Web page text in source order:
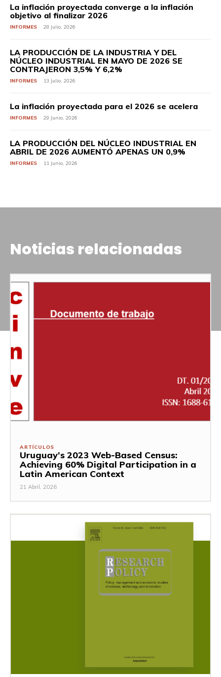
La inflación proyectada converge a la inflación
objetivo al finalizar 2026
INFORMES 28 Julio, 2026
LA PRODUCCIÓN DE LA INDUSTRIA Y DEL
NÚCLEO INDUSTRIAL EN MAYO DE 2026 SE
CONTRAJERON 3,5% Y 6,2%
INFORMES 13 Julio, 2026
La inflación proyectada para el 2026 se acelera
INFORMES 29 Junio, 2026
LA PRODUCCIÓN DEL NÚCLEO INDUSTRIAL EN
ABRIL DE 2026 AUMENTÓ APENAS UN 0,9%
INFORMES 11 Junio, 2026
Noticias relacionadas
ARTÍCULOS
Uruguay’s 2023 Web-Based Census:
Achieving 60% Digital Participation in a
Latin American Context
21 Abril, 2026